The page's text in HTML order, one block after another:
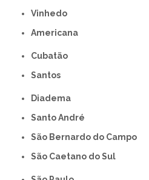
Vinhedo
americana
Cubatão
Santos
Diadema
Santo André
São Bernardo do Campo
São Caetano do Sul